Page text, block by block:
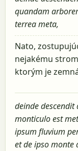
quandam
terrea meta,
Nato,
nejakému
ktorým je
deinde
monticulo est
ipsum fluvium
et de ipso monte